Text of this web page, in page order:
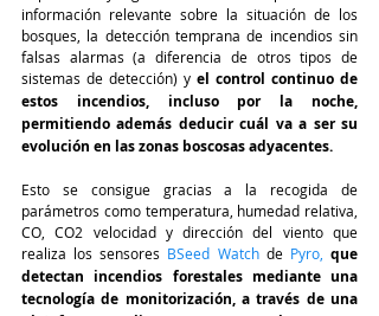
información relevante sobre la situación de los
bosques, la detección temprana de incendios sin
falsas alarmas (a diferencia de otros tipos de
sistemas de detección) y el control continuo de
estos incendios, incluso por la noche,
permitiendo además deducir cuál va a ser su
evolución en las zonas boscosas adyacentes.
Esto se consigue gracias a la recogida de
parámetros como temperatura, humedad relativa,
CO, CO2 velocidad y dirección del viento que
realiza los sensores BSeed Watch de Pyro, que
detectan incendios forestales mediante una
tecnología de monitorización, a través de una